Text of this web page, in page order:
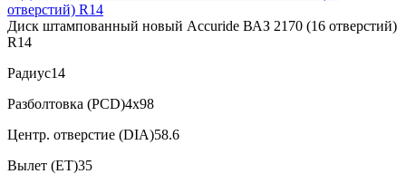
Диск штампованный новый Accuride ВАЗ 2170 (16 отверстий)
R14
Радиус14
Разболтовка (PCD)4x98
Центр. отверстие (DIA)58.6
Вылет (ET)35